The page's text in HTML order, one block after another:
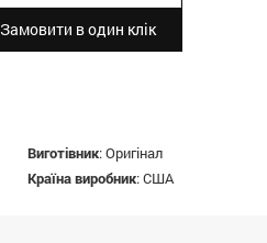
Замовити в один клік
Виготівник:Оригінал
Країна виробник:США